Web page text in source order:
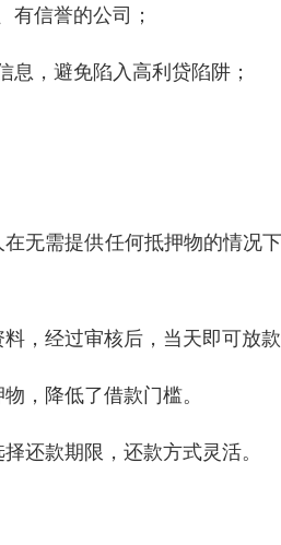
有信誉的公司；
息，避免陷入高利贷陷阱；
无需提供任何抵押物的情况
，经过审核后，当天即可放款
，降低了借款门槛。
还款期限，还款方式灵活。